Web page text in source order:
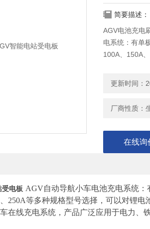
简要描述：
AGV电池充电
电系统：有单
100A、150A
输车在线充电
更新时间：
厂商性质：
在线询
电板 AGV自动导航小车电池充电系统：
250A等多种规格型号选择，可以对锂
在线充电系统，产品广泛应用于电力、